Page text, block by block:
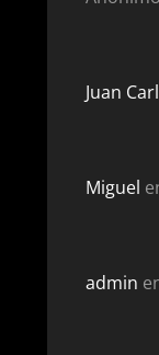
Juan
Miguel
admin